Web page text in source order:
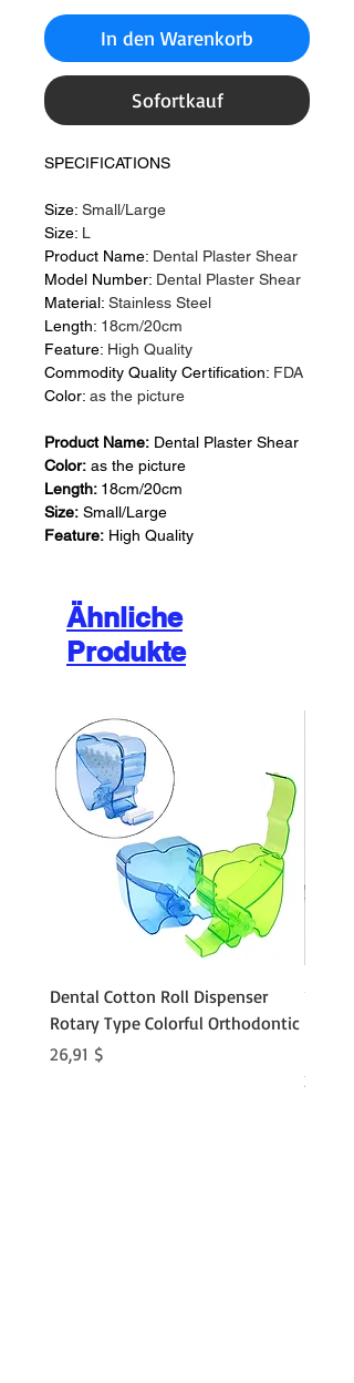
In den Warenkorb
Sofortkauf
SPECIFICATIONS
Size: Small/Large
Size: L
Product Name: Dental Plaster Shear
Model Number: Dental Plaster Shear
Material: Stainless Steel
Length: 18cm/20cm
Feature: High Quality
Commodity Quality Certification: FDA
Color: as the picture
Product Name: Dental Plaster Shear
Color: as the picture
Length: 18cm/20cm
Size: Small/Large
Feature: High Quality
Ähnliche
Produkte
Dental Cotton Roll Dispenser
Rotary Type Colorful Orthodontic
Preis
26,91 $
Preis
21,86 $